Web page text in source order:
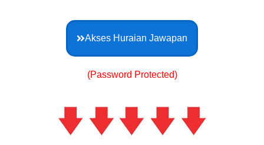
Akses Huraian Jawapan
(Password Protected)